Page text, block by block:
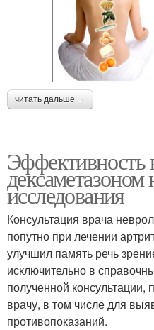
читать дальше →
Эффективность
исследования
Консультация врача
попутно при лечении
улучшил память речь
исключительно в
полученной консультации,
врачу, в том числе для
противопоказаний.